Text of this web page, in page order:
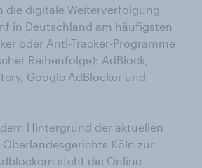
die digitale Weiterverfolgung
in Deutschland am häufigsten
oder Anti-Tracker-Programme
Reihenfolge): AdBlock,
Google AdBlocker und
Hintergrund der aktuellen
Köln zur
steht die Online-